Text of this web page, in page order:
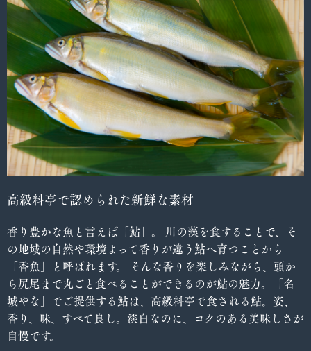
高級料亭で認められた新鮮な素材
香り豊かな魚と言えば「鮎」。 川の藻を食することで、そ
の地域の自然や環境よって香りが違う鮎へ育つことから
「香魚」と呼ばれます。 そんな香りを楽しみながら、頭か
ら尻尾まで丸ごと食べることができるのが鮎の魅力。「名
城やな」でご提供する鮎は、高級料亭で食される鮎。姿、
香り、味、すべて良し。淡白なのに、コクのある美味しさが
自慢です。